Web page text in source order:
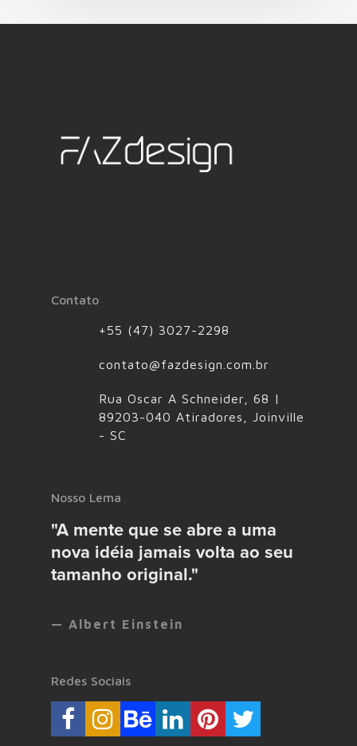
Contato
+55 (47) 3027-2298
contato@fazdesign.com.br
Rua Oscar A Schneider, 68 |
89203-040 Atiradores, Joinville
- SC
Nosso Lema
"A mente que se abre a uma
nova idéia jamais volta ao seu
tamanho original."
— Albert Einstein
Redes Sociais